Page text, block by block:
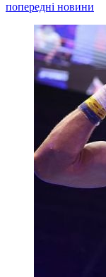
попередні новини